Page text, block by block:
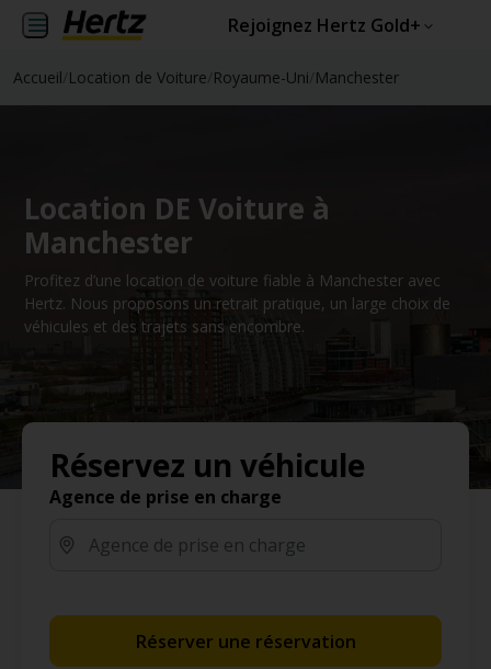
Rejoignez Hertz Gold+
Accueil Location de Voiture Royaume-Uni Manchester
Location DE Voiture à
Manchester
Profitez d’une location de voiture fiable à Manchester avec
Hertz. Nous proposons un retrait pratique, un large choix de
véhicules et des trajets sans encombre.
Réservez un véhicule
Agence de prise en charge
Réserver une réservation